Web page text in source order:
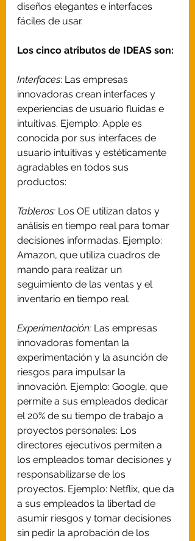
diseños elegantes e interfaces
fáciles de usar.
Los cinco atributos de IDEAS son:
Interfaces: Las empresas
innovadoras crean interfaces y
experiencias de usuario fluidas e
intuitivas. Ejemplo: Apple es
conocida por sus interfaces de
usuario intuitivas y estéticamente
agradables en todos sus
productos:
Tableros: Los OE utilizan datos y
análisis en tiempo real para tomar
decisiones informadas. Ejemplo:
Amazon, que utiliza cuadros de
mando para realizar un
seguimiento de las ventas y el
inventario en tiempo real.
Experimentación: Las empresas
innovadoras fomentan la
experimentación y la asunción de
riesgos para impulsar la
innovación. Ejemplo: Google, que
permite a sus empleados dedicar
el 20% de su tiempo de trabajo a
proyectos personales: Los
directores ejecutivos permiten a
los empleados tomar decisiones y
responsabilizarse de los
proyectos. Ejemplo: Netflix, que da
a sus empleados la libertad de
asumir riesgos y tomar decisiones
sin pedir la aprobación de los